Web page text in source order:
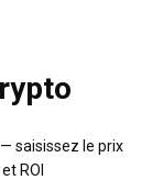
saisissez le prix
ROI